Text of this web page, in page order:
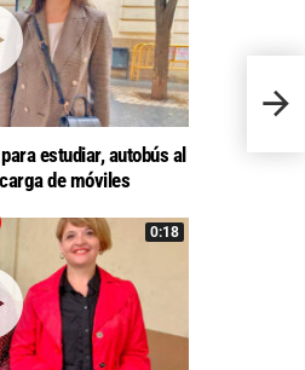
El
los
estudiar, autobús al
de móviles
0:18